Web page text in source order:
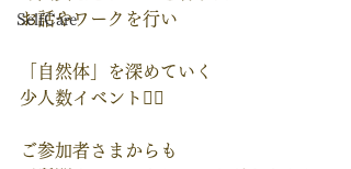
SelfCare
お話やワークを行い
「自然体」を深めていく
少人数イベント🧚‍♀️
ご参加者さまからも